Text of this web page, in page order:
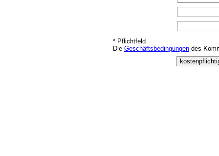
* Pflichtfeld
Die Geschäftsbedingungen des